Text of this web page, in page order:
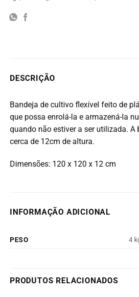
DESCRIÇÃO
Bandeja de cultivo flexível feito de
que possa enrolá-la e armazená-la
quando não estiver a ser utilizada. A
cerca de 12cm de altura.
Dimensões: 120 x 120 x 12 cm
INFORMAÇÃO ADICIONAL
PESO 4
PRODUTOS RELACIONADOS